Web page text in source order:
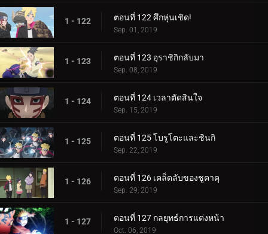
1 - 122 ตอนที่ 122 ศึกหุ่นเชิด!
Sep. 01, 2019
1 - 123 ตอนที่ 123 อุราชิกิกลับมา
Sep. 08, 2019
1 - 124 ตอนที่ 124 เวลาตัดสินใจ
Sep. 15, 2019
1 - 125 ตอนที่ 125 โบรูโตะและชินกิ
Sep. 22, 2019
1 - 126 ตอนที่ 126 เคล็ดลับของชูคาคุ
Sep. 29, 2019
1 - 127 ตอนที่ 127 กลยุทธ์การแต่งหน้า
Oct. 06, 2019